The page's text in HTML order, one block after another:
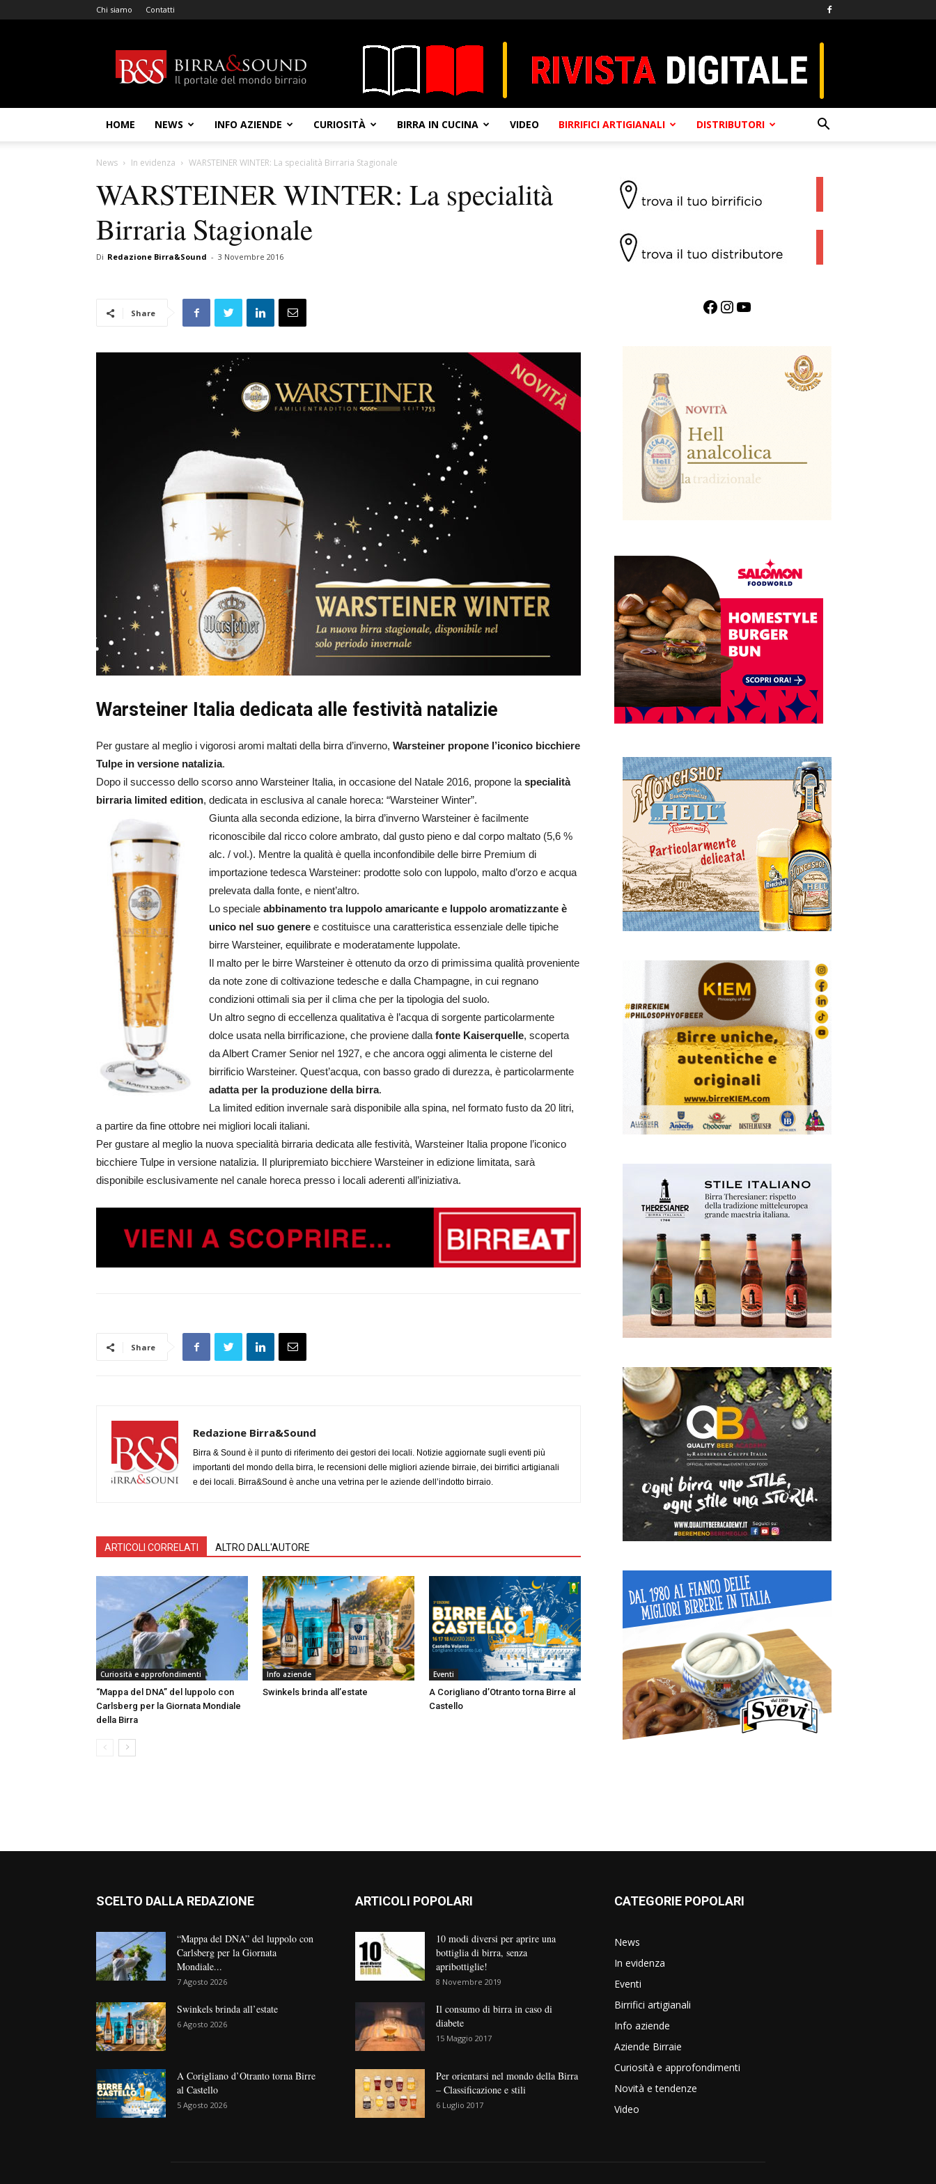
Chi siamo Contatti
&
Sound
HOME NEWS INFO AZIENDE CURIOSITÀ BIRRA IN CUCINA VIDEO BIRRIFICI ARTIGIANALI DISTRIBUTORI
News In evidenza WARSTEINER WINTER: La specialità Birraria Stagionale
WARSTEINER WINTER: La specialità
Birraria Stagionale
Di Redazione Birra&Sound - 3 Novembre 2016
Share
Warsteiner Italia dedicata alle festività natalizie
Per gustare al meglio i vigorosi aromi maltati della birra d’inverno, Warsteiner propone l’iconico bicchiere
Tulpe in versione natalizia.
Dopo il successo dello scorso anno Warsteiner Italia, in occasione del Natale 2016, propone la specialità
birraria limited edition, dedicata in esclusiva al canale horeca: “Warsteiner Winter”.
Giunta alla seconda edizione, la birra d’inverno Warsteiner è facilmente
riconoscibile dal ricco colore ambrato, dal gusto pieno e dal corpo maltato (5,6 %
alc. / vol.). Mentre la qualità è quella inconfondibile delle birre Premium di
importazione tedesca Warsteiner: prodotte solo con luppolo, malto d’orzo e acqua
prelevata dalla fonte, e nient’altro.
Lo speciale abbinamento tra luppolo amaricante e luppolo aromatizzante è
unico nel suo genere e costituisce una caratteristica essenziale delle tipiche
birre Warsteiner, equilibrate e moderatamente luppolate.
Il malto per le birre Warsteiner è ottenuto da orzo di primissima qualità proveniente
da note zone di coltivazione tedesche e dalla Champagne, in cui regnano
condizioni ottimali sia per il clima che per la tipologia del suolo.
Un altro segno di eccellenza qualitativa è l’acqua di sorgente particolarmente
dolce usata nella birrificazione, che proviene dalla fonte Kaiserquelle, scoperta
da Albert Cramer Senior nel 1927, e che ancora oggi alimenta le cisterne del
birrificio Warsteiner. Quest’acqua, con basso grado di durezza, è particolarmente
adatta per la produzione della birra.
La limited edition invernale sarà disponibile alla spina, nel formato fusto da 20 litri,
a partire da fine ottobre nei migliori locali italiani.
Per gustare al meglio la nuova specialità birraria dedicata alle festività, Warsteiner Italia propone l’iconico
bicchiere Tulpe in versione natalizia. Il pluripremiato bicchiere Warsteiner in edizione limitata, sarà
disponibile esclusivamente nel canale horeca presso i locali aderenti all’iniziativa.
Share
Redazione Birra&Sound
Birra & Sound è il punto di riferimento dei gestori dei locali. Notizie aggiornate sugli eventi più
importanti del mondo della birra, le recensioni delle migliori aziende birraie, dei birrifici artigianali
e dei locali. Birra&Sound è anche una vetrina per le aziende dell’indotto birraio.
ARTICOLI CORRELATI ALTRO DALL'AUTORE
Curiosità e approfondimenti
“Mappa del DNA” del luppolo con
Carlsberg per la Giornata Mondiale
della Birra
Info aziende
Swinkels brinda all’estate
Eventi
A Corigliano d’Otranto torna Birre al
Castello
Facebook InstagramYouTube
SCELTO DALLA REDAZIONE
“Mappa del DNA” del luppolo con
Carlsberg per la Giornata
Mondiale...
7 Agosto 2026
Swinkels brinda all’estate
6 Agosto 2026
A Corigliano d’Otranto torna Birre
al Castello
5 Agosto 2026
ARTICOLI POPOLARI
10 modi diversi per aprire una
bottiglia di birra, senza
apribottiglie!
8 Novembre 2019
Il consumo di birra in caso di
diabete
15 Maggio 2017
Per orientarsi nel mondo della Birra
– Classificazione e stili
6 Luglio 2017
CATEGORIE POPOLARI
News
In evidenza
Eventi
Birrifici artigianali
Info aziende
Aziende Birraie
Curiosità e approfondimenti
Novità e tendenze
Video